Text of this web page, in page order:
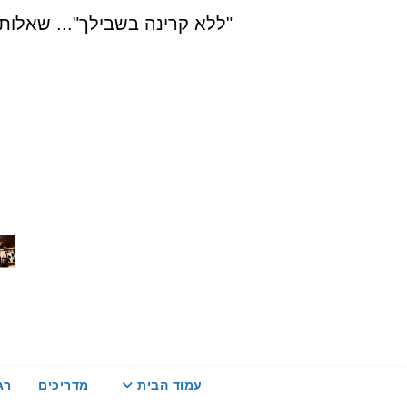
"ללא קרינה בשבילך"... שאלות, הדרכה ויעוץ
עמוד הבית מדריכים